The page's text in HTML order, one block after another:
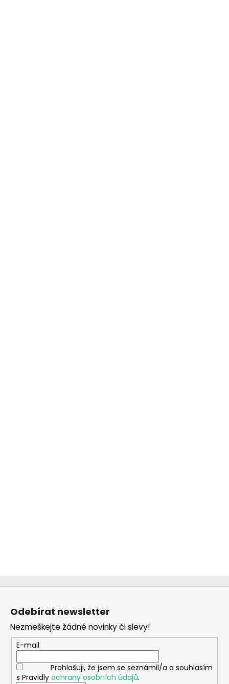
Z
Odebírat newsletter
Nezmeškejte žádné novinky či slevy!
E-mail
Prohlašuji, že jsem se seznámil/a a souhlasím
s Pravidly ochrany osobních údajů.